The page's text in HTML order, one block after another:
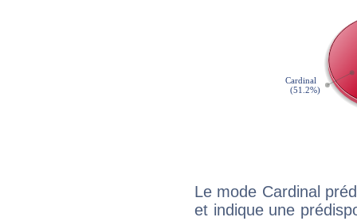
Le mode Cardinal
et indique une